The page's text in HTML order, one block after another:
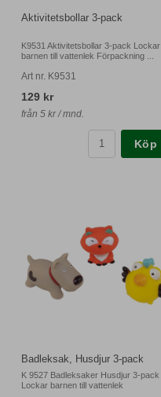
Aktivitetsbollar 3-pack
K9531 Aktivitetsbollar 3-pack Lockar
barnen till vattenlek Förpackning ...
Art nr. K9531
129 kr
från 5 kr / mnd.
Köp
Badleksak, Husdjur 3-pack
K 9527 Badleksaker Husdjur 3-pack
Lockar barnen till vattenlek